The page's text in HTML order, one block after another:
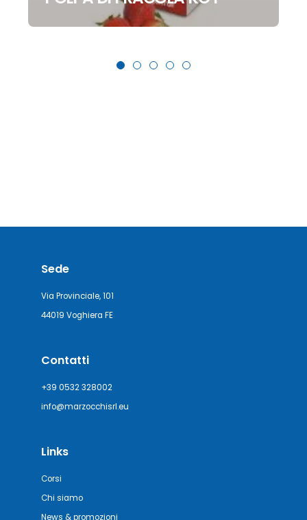
Sede
Via Provinciale, 101
44019 Voghiera FE
Contatti
+39 0532 328002
info@marzocchisrl.eu
Links
Corsi
Chi siamo
News & promozioni